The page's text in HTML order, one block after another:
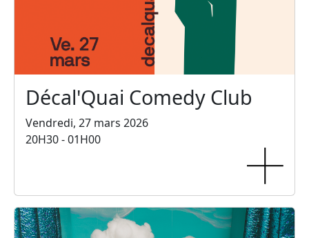
Décal'Quai Comedy Club
Vendredi, 27 mars 2026
20H30 - 01H00